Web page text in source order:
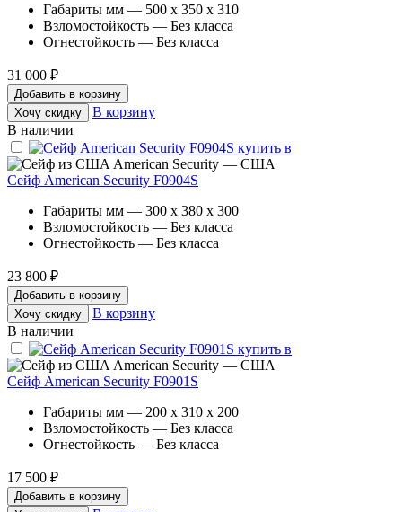
Габариты мм — 500 x 350 x 310
Взломостойкость — Без класса
Огнестойкость — Без класса
31 000 ₽
Добавить в корзину
Хочу скидку
В корзину
В наличии
American Security — США
Сейф American Security F0904S
Габариты мм — 300 x 380 x 300
Взломостойкость — Без класса
Огнестойкость — Без класса
23 800 ₽
Добавить в корзину
Хочу скидку
В корзину
В наличии
American Security — США
Сейф American Security F0901S
Габариты мм — 200 x 310 x 200
Взломостойкость — Без класса
Огнестойкость — Без класса
17 500 ₽
Добавить в корзину